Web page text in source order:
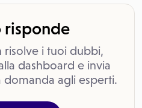
risponde
risolve i tuoi dubbi,
dashboard e invia
agli esperti.